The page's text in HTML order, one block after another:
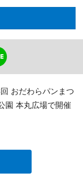
おだわらパンまつ
園 本丸広場で開催